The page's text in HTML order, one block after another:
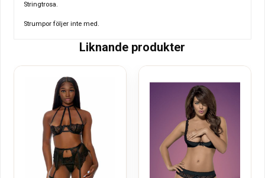
Stringtrosa.
Strumpor följer inte med.
Liknande produkter